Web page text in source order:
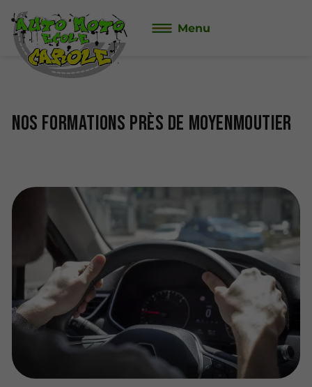
Menu
Nos formations près de Moyenmoutier